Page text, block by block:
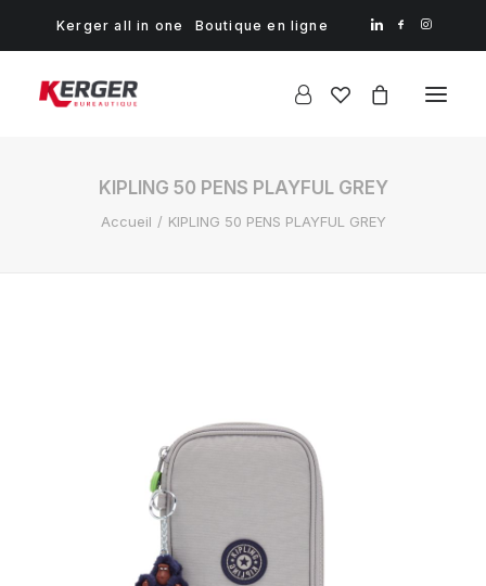
Kerger all in one Boutique en ligne
KIPLING 50 PENS PLAYFUL GREY
Accueil KIPLING 50 PENS PLAYFUL GREY